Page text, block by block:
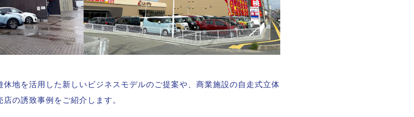
休地を活用した新しいビジネスモデルのご提案や、商業施設の自走式立体
の誘致事例をご紹介します。